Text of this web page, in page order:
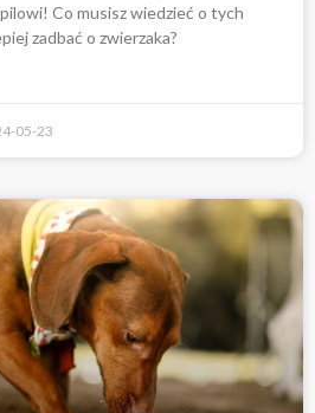
Co musisz wiedzieć o tych
zadbać o zwierzaka?
05-23